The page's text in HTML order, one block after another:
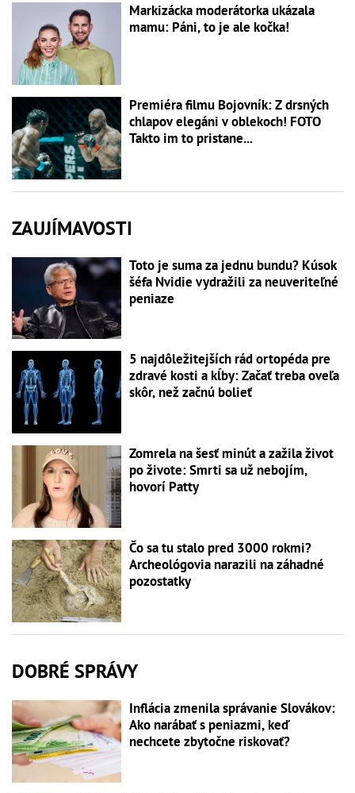
Markizácka moderátorka ukázala
mamu: Páni, to je ale kočka!
Premiéra filmu Bojovník: Z drsných
chlapov elegáni v oblekoch! FOTO
Takto im to pristane...
ZAUJÍMAVOSTI
Toto je suma za jednu bundu? Kúsok
šéfa Nvidie vydražili za neuveriteľné
peniaze
5 najdôležitejších rád ortopéda pre
zdravé kosti a kĺby: Začať treba oveľa
skôr, než začnú bolieť
Zomrela na šesť minút a zažila život
po živote: Smrti sa už nebojím,
hovorí Patty
Čo sa tu stalo pred 3000 rokmi?
Archeológovia narazili na záhadné
pozostatky
DOBRÉ SPRÁVY
Inflácia zmenila správanie Slovákov:
Ako narábať s peniazmi, keď
nechcete zbytočne riskovať?